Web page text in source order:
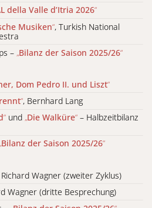
della Valle d’Itria 2026“
Musiken“, Turkish National
– „Bilanz der Saison 2025/26“
Dom Pedro II. und Liszt“
“, Bernhard Lang
“ und „Die Walküre“ – Halbzeitbilanz
„Bilanz der Saison 2025/26“
Richard Wagner (zweiter Zyklus)
Wagner (dritte Besprechung)